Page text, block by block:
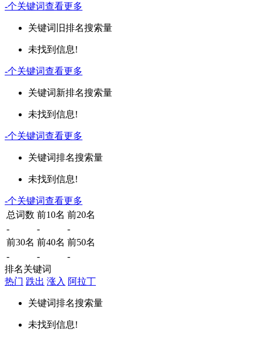
-个关键词查看更多
关键词 旧排名搜索量
未找到信息!
-个关键词查看更多
关键词新排名搜索量
未找到信息!
-个关键词查看更多
关键词排名搜索量
未找到信息!
-个关键词查看更多
总词数 前10名 前20名
-
-
-
前30名 前40名 前50名
-
-
-
排名关键词
热门 跌出 涨入 阿拉丁
关键词排名搜索量
未找到信息!